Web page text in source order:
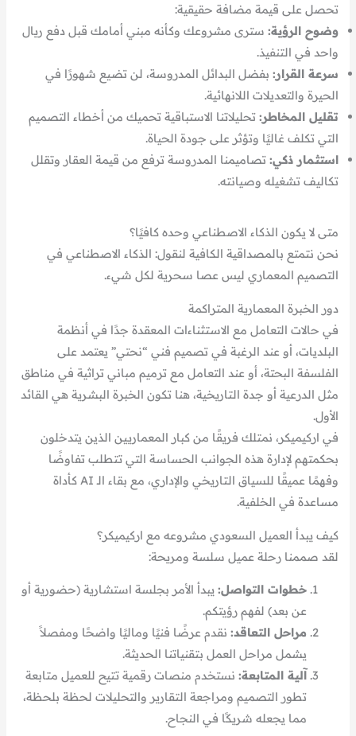
تحصل على قيمة مضافة حقيقية:
وضوح الرؤية: سترى مشروعك وكأنه مبني أمامك قبل دفع ريال
واحد في التنفيذ.
سرعة القرار: بفضل البدائل المدروسة، لن تضيع شهورًا في
الحيرة والتعديلات اللانهائية.
تقليل المخاطر: تحليلاتنا الاستباقية تحميك من أخطاء التصميم
التي تكلف غاليًا وتؤثر على جودة الحياة.
استثمار ذكي: تصاميمنا المدروسة ترفع من قيمة العقار وتقلل
تكاليف تشغيله وصيانته.
متى لا يكون الذكاء الاصطناعي وحده كافيًا؟
نحن نتمتع بالمصداقية الكافية لنقول: الذكاء الاصطناعي في
التصميم المعماري ليس عصا سحرية لكل شيء.
دور الخبرة المعمارية المتراكمة
في حالات التعامل مع الاستثناءات المعقدة جدًا في أنظمة
البلديات، أو عند الرغبة في تصميم فني “نحتي” يعتمد على
الفلسفة البحتة، أو عند التعامل مع ترميم مباني تراثية في مناطق
مثل الدرعية أو جدة التاريخية، هنا تكون الخبرة البشرية هي القائد
الأول.
في اركيميكر، نمتلك فريقًا من كبار المعماريين الذين يتدخلون
بحكمتهم لإدارة هذه الجوانب الحساسة التي تتطلب تفاوضًا
وفهمًا عميقًا للسياق التاريخي والإداري، مع بقاء الـ AI كأداة
مساعدة في الخلفية.
كيف يبدأ العميل السعودي مشروعه مع اركيميكر؟
لقد صممنا رحلة عميل سلسة ومريحة:
خطوات التواصل: يبدأ الأمر بجلسة استشارية (حضورية أو
عن بعد) لفهم رؤيتكم.
مراحل التعاقد: نقدم عرضًا فنيًا وماليًا واضحًا ومفصلاً
يشمل مراحل العمل بتقنياتنا الحديثة.
آلية المتابعة: نستخدم منصات رقمية تتيح للعميل متابعة
تطور التصميم ومراجعة التقارير والتحليلات لحظة بلحظة،
مما يجعله شريكًا في النجاح.